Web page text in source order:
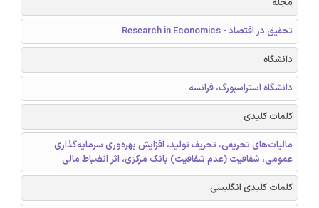
تحقیق در اقتصاد - Research in Economics
دانشگاه
دانشگاه استراسبورگ، فرانسه
کلمات کلیدی
مالیات‌های تحریفی، تحریف تولید، افزایش بهره‌وری سرمایه‌گذاری
عمومی، شفافیت (عدم شفافیت) بانک مرکزی، اثر انضباط مالی
کلمات کلیدی انگلیسی